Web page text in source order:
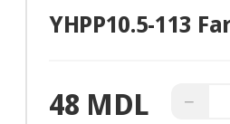
YHPP10.5-113
48 MDL −